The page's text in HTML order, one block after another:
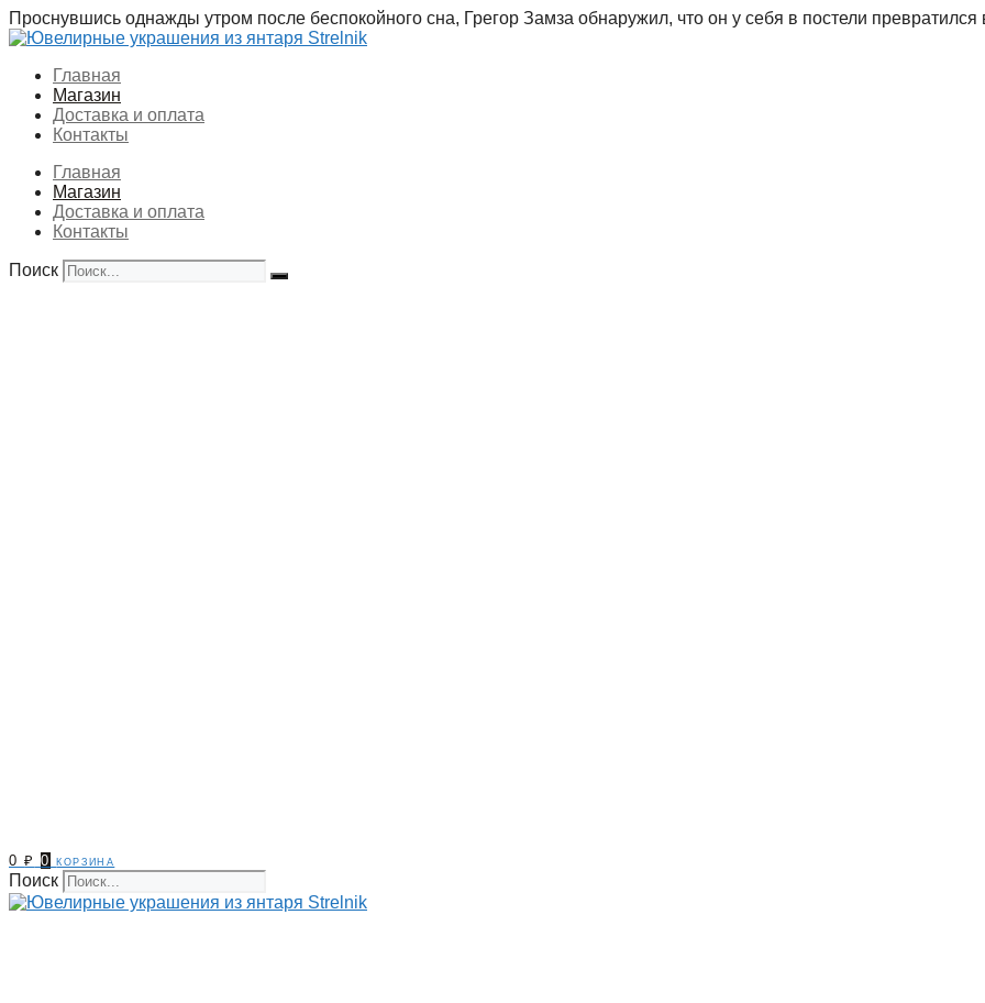
Перейти
к
Проснувшись однажды утром после беспокойного сна, Грегор Замза обнаружил, что он у себя в постели
Главная
Магазин
Доставка и оплата
Контакты
Главная
Магазин
Доставка и оплата
Контакты
Поиск
0₽ 0 корзина
Поиск